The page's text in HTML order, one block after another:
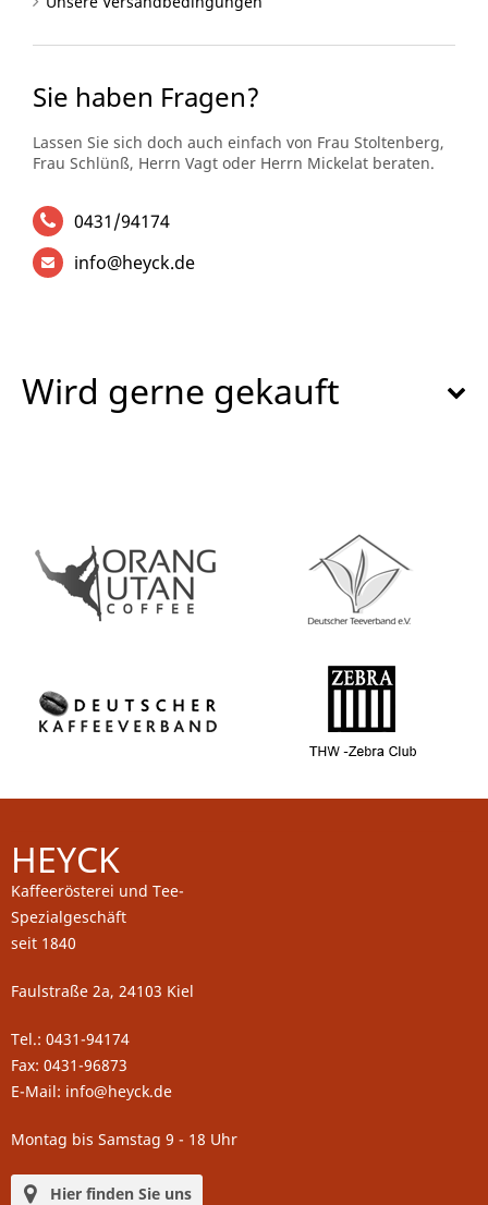
Sie haben Fragen?
Lassen Sie sich doch auch einfach von Frau Stoltenberg,
Frau Schlünß, Herrn Vagt oder Herrn Mickelat beraten.
0431/94174
info@heyck.de
Wird gerne gekauft
HEYCK
Kaffeerösterei und Tee-
Spezialgeschäft
seit 1840
Faulstraße 2a, 24103 Kiel
Tel.: 0431-94174
Fax: 0431-96873
E-Mail: info@heyck.de
Montag bis Samstag 9 - 18 Uhr
Hier finden Sie uns